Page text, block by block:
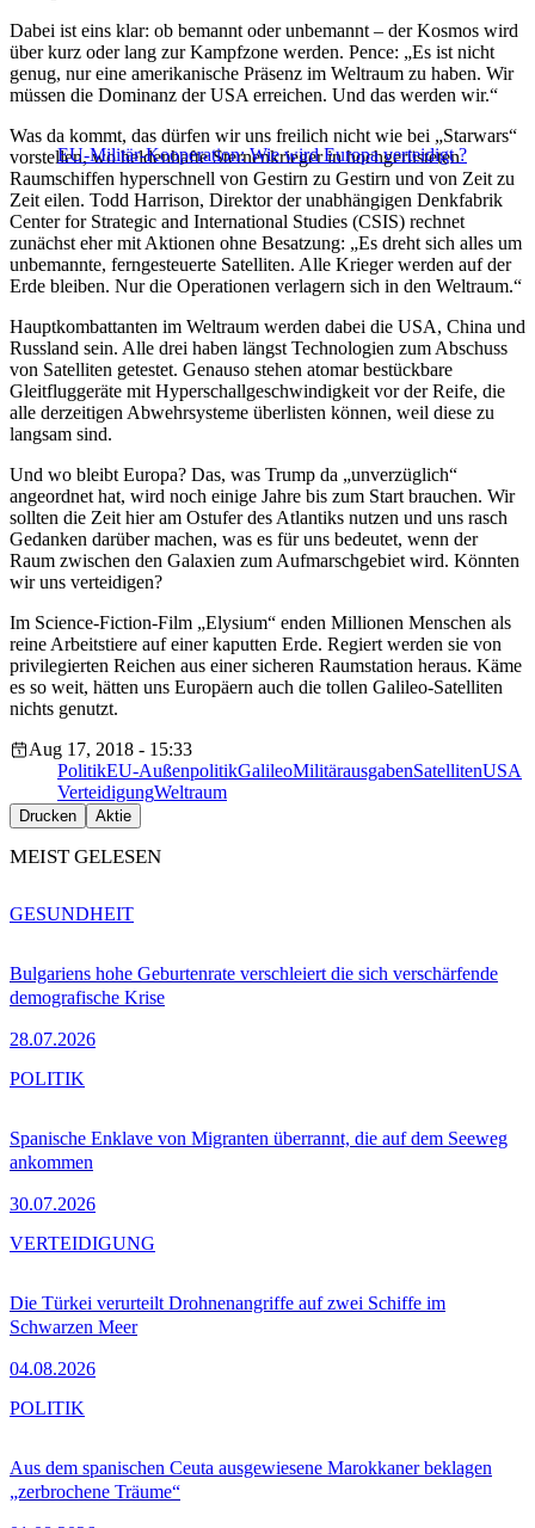
Dabei ist eins klar: ob bemannt oder unbemannt – der Kosmos wird
über kurz oder lang zur Kampfzone werden. Pence: „Es ist nicht
genug, nur eine amerikanische Präsenz im Weltraum zu haben. Wir
müssen die Dominanz der USA erreichen. Und das werden wir.“
EU-Militär-Kooperation: Wie wird Europa verteidigt ?
Was da kommt, das dürfen wir uns freilich nicht wie bei „Starwars“
vorstellen, wo heldenhafte Sternenkrieger in hochgerüsteten
Raumschiffen hyperschnell von Gestirn zu Gestirn und von Zeit zu
Zeit eilen. Todd Harrison, Direktor der unabhängigen Denkfabrik
Center for Strategic and International Studies (CSIS) rechnet
zunächst eher mit Aktionen ohne Besatzung: „Es dreht sich alles um
unbemannte, ferngesteuerte Satelliten. Alle Krieger werden auf der
Erde bleiben. Nur die Operationen verlagern sich in den Weltraum.“
Hauptkombattanten im Weltraum werden dabei die USA, China und
Russland sein. Alle drei haben längst Technologien zum Abschuss
von Satelliten getestet. Genauso stehen atomar bestückbare
Gleitfluggeräte mit Hyperschallgeschwindigkeit vor der Reife, die
alle derzeitigen Abwehrsysteme überlisten können, weil diese zu
langsam sind.
Und wo bleibt Europa? Das, was Trump da „unverzüglich“
angeordnet hat, wird noch einige Jahre bis zum Start brauchen. Wir
sollten die Zeit hier am Ostufer des Atlantiks nutzen und uns rasch
Gedanken darüber machen, was es für uns bedeutet, wenn der
Raum zwischen den Galaxien zum Aufmarschgebiet wird. Könnten
wir uns verteidigen?
Im Science-Fiction-Film „Elysium“ enden Millionen Menschen als
reine Arbeitstiere auf einer kaputten Erde. Regiert werden sie von
privilegierten Reichen aus einer sicheren Raumstation heraus. Käme
es so weit, hätten uns Europäern auch die tollen Galileo-Satelliten
nichts genutzt.
Aug 17, 2018 - 15:33
PolitikEU-AußenpolitikGalileoMilitärausgabenSatellitenUSA
VerteidigungWeltraum
Drucken Aktie
MEIST GELESEN
Bulgariens hohe Geburtenrate verschleiert die sich verschärfende
demografische Krise
28.07.2026
GESUNDHEIT
Spanische Enklave von Migranten überrannt, die auf dem Seeweg
ankommen
30.07.2026
POLITIK
Die Türkei verurteilt Drohnenangriffe auf zwei Schiffe im
Schwarzen Meer
04.08.2026
VERTEIDIGUNG
Aus dem spanischen Ceuta ausgewiesene Marokkaner beklagen
„zerbrochene Träume“
POLITIK